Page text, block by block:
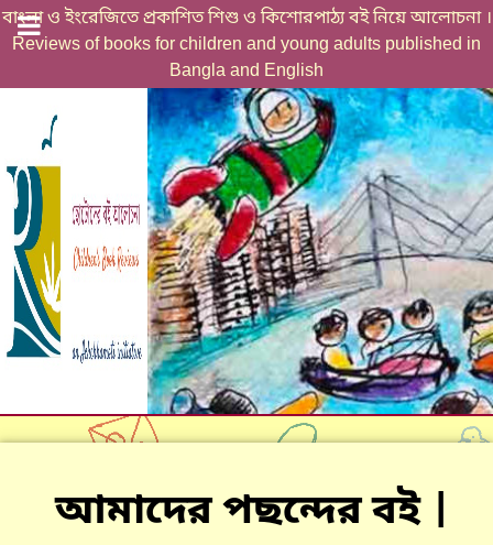
বাংলা ও ইংরেজিতে প্রকাশিত শিশু ও কিশোরপাঠ্য বই নিয়ে আলোচনা।
Reviews of books for children and young adults published in
Bangla and English
আমাদের পছন্দের বই |